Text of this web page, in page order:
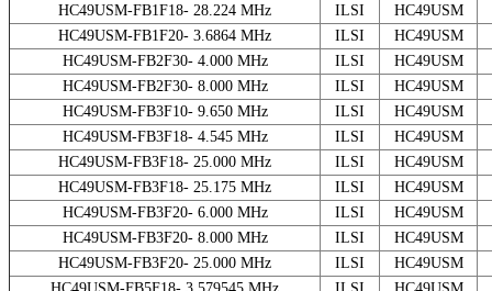
HC49USM-FB1F18- 28.224 MHz
ILSI
HC49USM
HC49USM-FB1F20- 3.6864 MHz
ILSI
HC49USM
HC49USM-FB2F30- 4.000 MHz
ILSI
HC49USM
HC49USM-FB2F30- 8.000 MHz
ILSI
HC49USM
HC49USM-FB3F10- 9.650 MHz
ILSI
HC49USM
HC49USM-FB3F18- 4.545 MHz
ILSI
HC49USM
HC49USM-FB3F18- 25.000 MHz
ILSI
HC49USM
HC49USM-FB3F18- 25.175 MHz
ILSI
HC49USM
HC49USM-FB3F20- 6.000 MHz
ILSI
HC49USM
HC49USM-FB3F20- 8.000 MHz
ILSI
HC49USM
HC49USM-FB3F20- 25.000 MHz
ILSI
HC49USM